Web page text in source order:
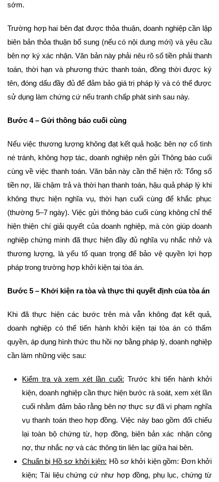
sớm.
Trường hợp hai bên đạt được thỏa thuận, doanh nghiệp cần lập
biên bản thỏa thuận bổ sung (nếu có nội dung mới) và yêu cầu
bên nợ ký xác nhận. Văn bản này phải nêu rõ số tiền phải thanh
toán, thời hạn và phương thức thanh toán, đồng thời được ký
tên, đóng dấu đầy đủ để đảm bảo giá trị pháp lý và có thể được
sử dụng làm chứng cứ nếu tranh chấp phát sinh sau này.
Bước 4 – Gửi thông báo cuối cùng
Nếu việc thương lượng không đạt kết quả hoặc bên nợ cố tình
né tránh, không hợp tác, doanh nghiệp nên gửi Thông báo cuối
cùng về việc thanh toán. Văn bản này cần thể hiện rõ: Tổng số
tiền nợ, lãi chậm trả và thời hạn thanh toán, hậu quả pháp lý khi
không thực hiện nghĩa vụ, thời hạn cuối cùng để khắc phục
(thường 5–7 ngày). Việc gửi thông báo cuối cùng không chỉ thể
hiện thiện chí giải quyết của doanh nghiệp, mà còn giúp doanh
nghiệp chứng minh đã thực hiện đầy đủ nghĩa vụ nhắc nhở và
thương lượng, là yếu tố quan trọng để bảo vệ quyền lợi hợp
pháp trong trường hợp khởi kiện tại tòa án.
Bước 5 – Khởi kiện ra tòa và thực thi quyết định của tòa án
Khi đã thực hiện các bước trên mà vẫn không đạt kết quả,
doanh nghiệp có thể tiến hành khởi kiện tại tòa án có thẩm
quyền, áp dụng hình thức thu hồi nợ bằng pháp lý, doanh nghiệp
cần làm những việc sau:
Kiểm tra và xem xét lần cuối: Trước khi tiến hành khởi
kiện, doanh nghiệp cần thực hiện bước rà soát, xem xét lần
cuối nhằm đảm bảo rằng bên nợ thực sự đã vi phạm nghĩa
vụ thanh toán theo hợp đồng. Việc này bao gồm đối chiếu
lại toàn bộ chứng từ, hợp đồng, biên bản xác nhận công
nợ, thư nhắc nợ và các thông tin liên lạc giữa hai bên.
Chuẩn bị Hồ sơ khởi kiện: Hồ sơ khởi kiện gồm: Đơn khởi
kiện; Tài liệu chứng cứ như hợp đồng, phụ lục, chứng từ